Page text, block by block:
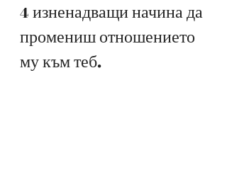
4 изненадващи начина да
промениш отношението
му към теб.